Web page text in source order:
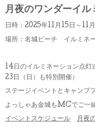
月夜のワンダーイル
日時：2025年11月15日～
場所：名城ビーチ イルミネ
14日のイルミネーション点灯
23日（日）も特別開催）
ステージイベントとキャンプ
よっしゃあ金城もMCでご一
イベントスケジュール
月夜